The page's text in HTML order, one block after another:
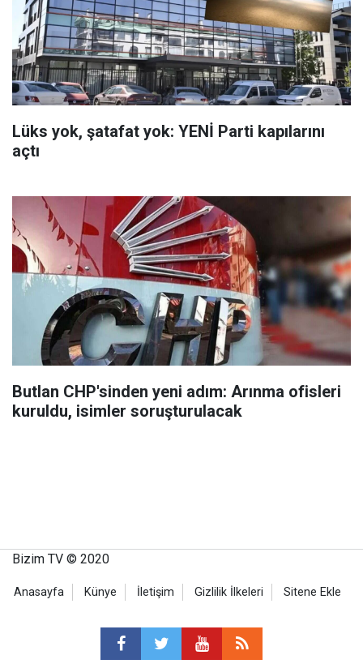
Lüks yok, şatafat yok: YENİ Parti kapılarını
açtı
Butlan CHP'sinden yeni adım: Arınma ofisleri
kuruldu, isimler soruşturulacak
Bizim TV © 2020
Anasayfa Künye İletişim Gizlilik İlkeleri Sitene Ekle